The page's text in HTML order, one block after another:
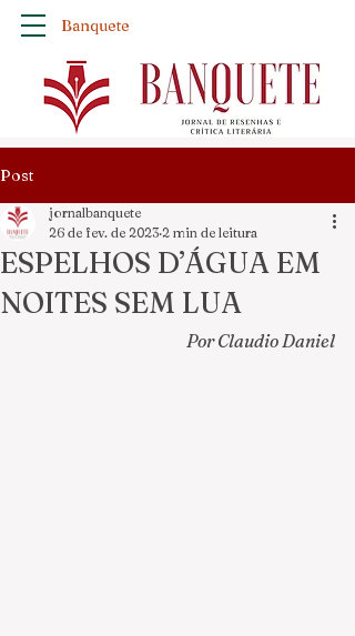
Banquete
Post
ESPELHOS D’ÁGUA EM
NOITES SEM LUA
jornalbanquete
26 de fev. de 2023 2 min de leitura
Por Claudio Daniel